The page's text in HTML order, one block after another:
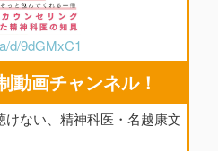
d/9dGMxC1
動画チャンネル！
ない、精神科医・名越康文